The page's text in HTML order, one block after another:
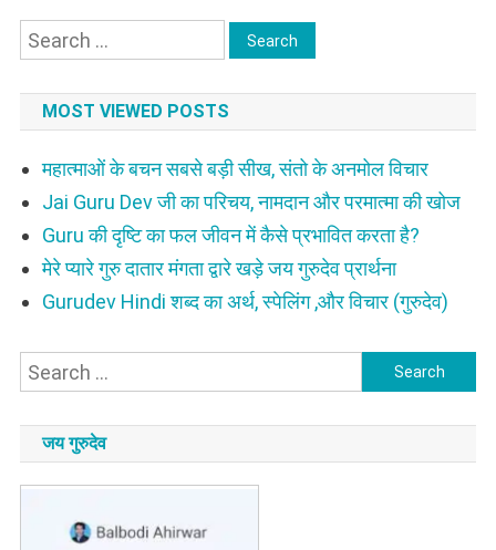
Search
MOST VIEWED POSTS
महात्माओं के बचन सबसे बड़ी सीख, संतो के अनमोल विचार
Jai Guru Dev जी का परिचय, नामदान और परमात्मा की खोज
Guru की दृष्टि का फल जीवन में कैसे प्रभावित करता है?
मेरे प्यारे गुरु दातार मंगता द्वारे खड़े जय गुरुदेव प्रार्थना
Gurudev Hindi शब्द का अर्थ, स्पेलिंग ,और विचार (गुरुदेव)
Search
जय गुरुदेव